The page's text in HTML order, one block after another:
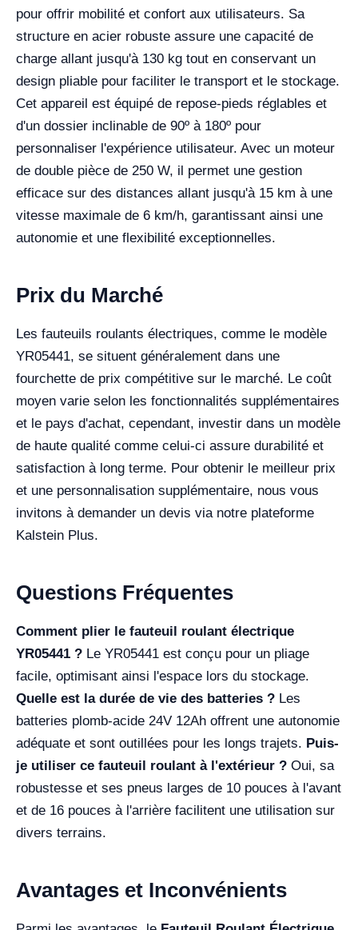
pour offrir mobilité et confort aux utilisateurs. Sa
structure en acier robuste assure une capacité de
charge allant jusqu'à 130 kg tout en conservant un
design pliable pour faciliter le transport et le stockage.
Cet appareil est équipé de repose-pieds réglables et
d'un dossier inclinable de 90º à 180º pour
personnaliser l'expérience utilisateur. Avec un moteur
de double pièce de 250 W, il permet une gestion
efficace sur des distances allant jusqu'à 15 km à une
vitesse maximale de 6 km/h, garantissant ainsi une
autonomie et une flexibilité exceptionnelles.
Prix du Marché
Les fauteuils roulants électriques, comme le modèle
YR05441, se situent généralement dans une
fourchette de prix compétitive sur le marché. Le coût
moyen varie selon les fonctionnalités supplémentaires
et le pays d'achat, cependant, investir dans un modèle
de haute qualité comme celui-ci assure durabilité et
satisfaction à long terme. Pour obtenir le meilleur prix
et une personnalisation supplémentaire, nous vous
invitons à demander un devis via notre plateforme
Kalstein Plus.
Questions Fréquentes
Comment plier le fauteuil roulant électrique
YR05441 ? Le YR05441 est conçu pour un pliage
facile, optimisant ainsi l'espace lors du stockage.
Quelle est la durée de vie des batteries ? Les
batteries plomb-acide 24V 12Ah offrent une autonomie
adéquate et sont outillées pour les longs trajets. Puis-
je utiliser ce fauteuil roulant à l'extérieur ? Oui, sa
robustesse et ses pneus larges de 10 pouces à l'avant
et de 16 pouces à l'arrière facilitent une utilisation sur
divers terrains.
Avantages et Inconvénients